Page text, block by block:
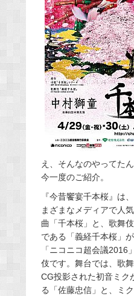
え、そんなのやってた
今一度のご紹介。
『今昔饗宴千本桜』は
まざまなメディアで人
曲「千本桜」と、歌舞
である「義経千本桜」
「ニコニコ超会議2016
伎です。舞台では、歌
CG投影された初音ミク
る「佐藤忠信」と、ミ